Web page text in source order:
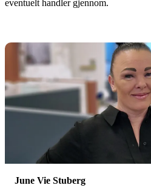
eventuelt handler gjennom.
June Vie Stuberg